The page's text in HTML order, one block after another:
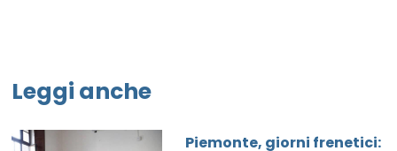
Leggi anche
Piemonte, giorni frenetici: